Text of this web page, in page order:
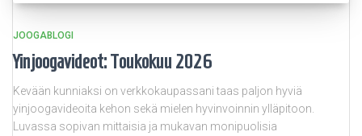
JOOGABLOGI
Yinjoogavideot: Toukokuu 2026
Kevään kunniaksi on verkkokaupassani taas paljon hyviä
yinjoogavideoita kehon sekä mielen hyvinvoinnin ylläpitoon.
Luvassa sopivan mittaisia ja mukavan monipuolisia